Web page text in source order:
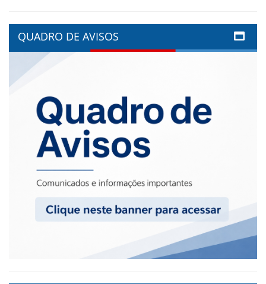
QUADRO DE AVISOS